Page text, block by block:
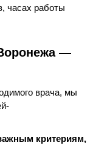
часах работы
—
врача, мы
критериям,